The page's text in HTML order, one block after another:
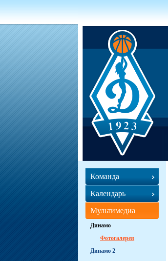
Команда
Календарь
Мультимедиа
Динамо
Фотогалерея
Динамо 2